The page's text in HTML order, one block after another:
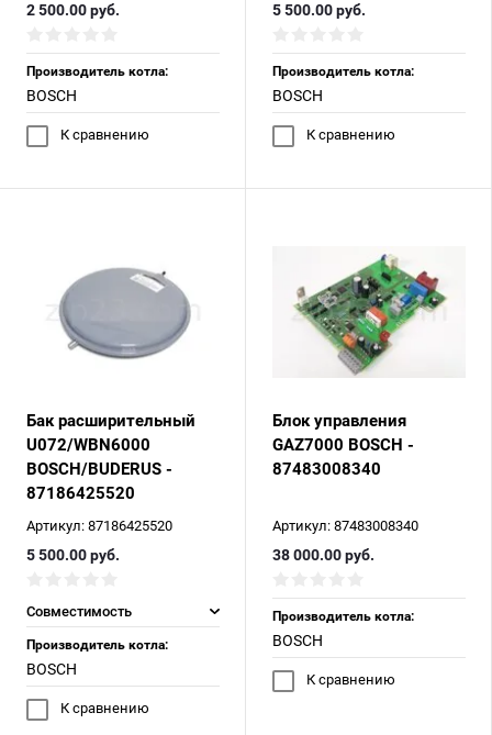
2 500.00руб.
Производитель котла:
BOSCH
К сравнению
5 500.00руб.
Производитель котла:
BOSCH
К сравнению
Бак расширительный
U072/WBN6000
BOSCH/BUDERUS -
87186425520
Артикул: 87186425520
5 500.00руб.
Совместимость
Производитель котла:
BOSCH
К сравнению
Блок управления
GAZ7000 BOSCH -
87483008340
Артикул: 87483008340
38 000.00руб.
Производитель котла:
BOSCH
К сравнению